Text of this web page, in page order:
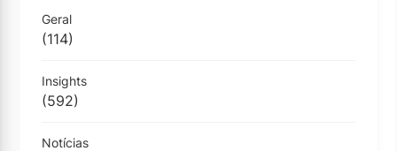
Geral
(114)
Insights
(592)
Notícias